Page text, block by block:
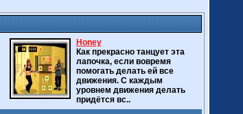
Honey
Как прекрасно танцует эта
лапочка, если вовремя
помогать делать ей все
движения. С каждым
уровнем движения делать
придётся вс..